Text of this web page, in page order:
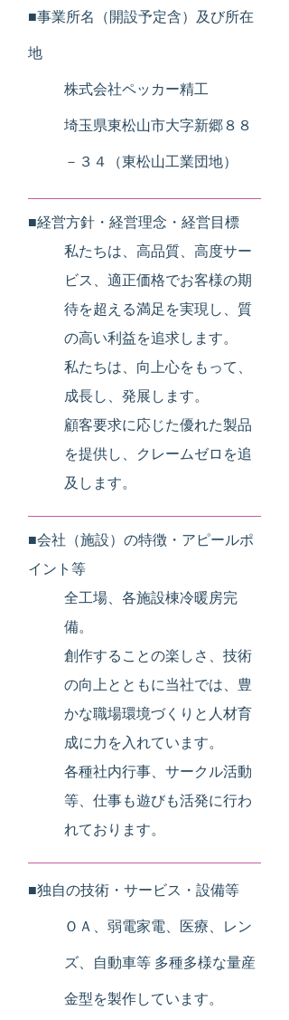
■事業所名（開設予定含）及び所在
地
株式会社ペッカー精工
埼玉県東松山市大字新郷８８
－３４（東松山工業団地）
■経営方針・経営理念・経営目標
私たちは、高品質、高度サー
ビス、適正価格でお客様の期
待を超える満足を実現し、質
の高い利益を追求します。
私たちは、向上心をもって、
成長し、発展します。
顧客要求に応じた優れた製品
を提供し、クレームゼロを追
及します。
■会社（施設）の特徴・アピールポ
イント等
全工場、各施設棟冷暖房完
備。
創作することの楽しさ、技術
の向上とともに当社では、豊
かな職場環境づくりと人材育
成に力を入れています。
各種社内行事、サークル活動
等、仕事も遊びも活発に行わ
れております。
■独自の技術・サービス・設備等
ＯＡ、弱電家電、医療、レン
ズ、自動車等 多種多様な量産
金型を製作しています。